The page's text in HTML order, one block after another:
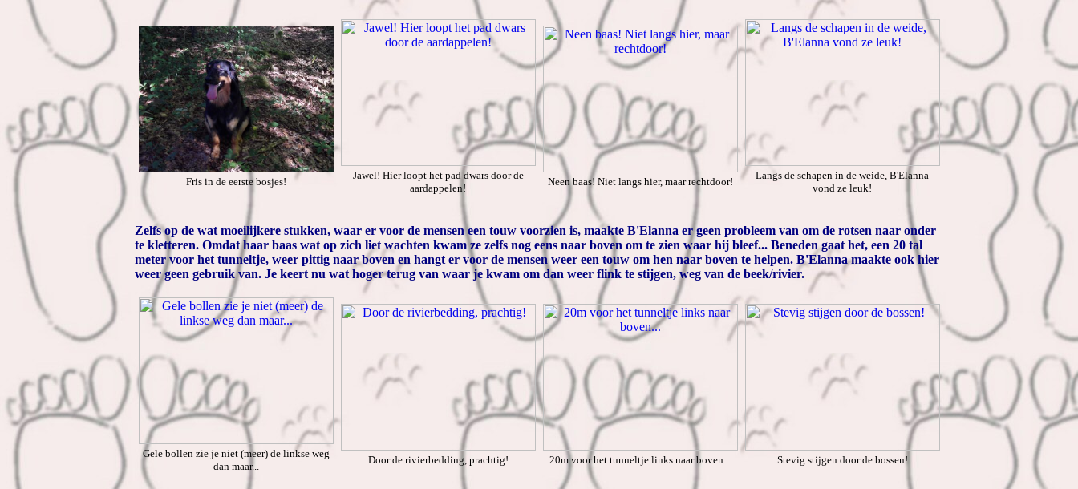
Fris in de eerste bosjes!
Jawel! Hier loopt het pad dwars door de
aardappelen!
Neen baas! Niet langs hier, maar rechtdoor!
Langs de schapen in de weide, B'Elanna
vond ze leuk!
Zelfs op de wat moeilijkere stukken, waar er voor de mensen een touw voorzien is, maakte B'Elanna er geen probleem van om de rotsen naar onder
te kletteren. Omdat haar baas wat op zich liet wachten kwam ze zelfs nog eens naar boven om te zien waar hij bleef... Beneden gaat het, een 20 tal
meter voor het tunneltje, weer pittig naar boven en hangt er voor de mensen weer een touw om hen naar boven te helpen. B'Elanna maakte ook hier
weer geen gebruik van. Je keert nu wat hoger terug van waar je kwam om dan weer flink te stijgen, weg van de beek/rivier.
Gele bollen zie je niet (meer) de linkse weg
dan maar...
Door de rivierbedding, prachtig! 20m voor het tunneltje links naar boven... Stevig stijgen door de bossen!